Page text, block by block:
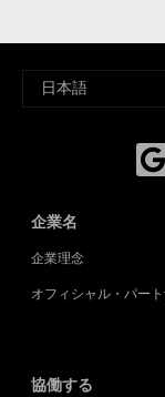
企業名
企業理念
オフィシャル・パー
協働する